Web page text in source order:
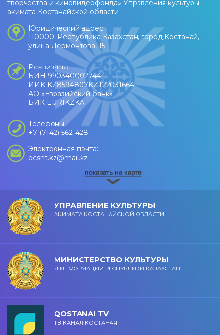
творчества и киновидеофонда» Управления культуры
акимата Костанайской области
Юридический адрес:
110000, Республика Казахстан, город Костанай,
улица Лермонтова, 15
Реквизиты:
БИН 990340002744
ИИК KZ8594807KZT22031664
АО «Евразийский банк»
БИК EURIKZKA
Телефоны:
+7 (7142) 562-428
Электронная почта:
ocsnt.kz@mail.kz
УПРАВЛЕНИЕ КУЛЬТУРЫ
АКИМАТА КОСТАНАЙСКОЙ ОБЛАСТИ
МИНИСТЕРСТВО КУЛЬТУРЫ
И ИНФОРМАЦИИ РЕСПУБЛИКИ КАЗАХСТАН
QOSTANAI TV
ТВ КАНАЛ КОСТАНАЯ